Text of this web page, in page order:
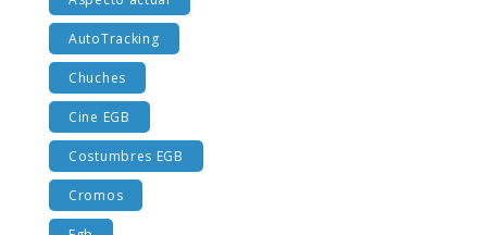
Aspecto actual
AutoTracking
Chuches
Cine EGB
Costumbres EGB
Cromos